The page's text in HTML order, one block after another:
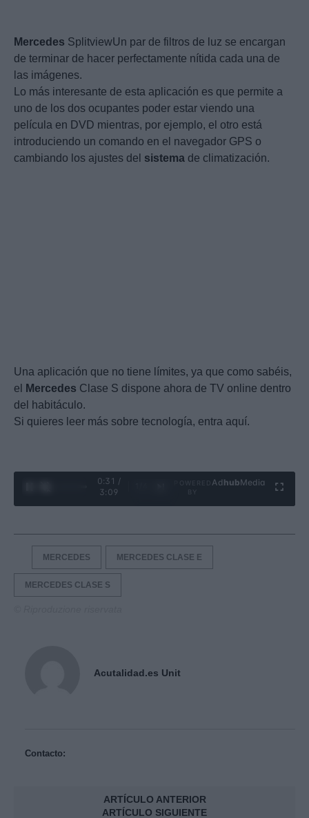
Mercedes SplitviewUn par de filtros de luz se encargan
de terminar de hacer perfectamente nítida cada una de
las imágenes.
Lo más interesante de esta aplicación es que permite a
uno de los dos ocupantes poder estar viendo una
película en DVD mientras, por ejemplo, el otro está
introduciendo un comando en el navegador GPS o
cambiando los ajustes del sistema de climatización.
Una aplicación que no tiene límites, ya que como sabéis,
el
Mercedes Clase S dispone ahora de TV online dentro
del habitáculo.
Si quieres leer más sobre tecnología, entra aquí.
0:32 /
3:09
Ad hubMedia
MERCEDES MERCEDES CLASE E
MERCEDES CLASE S
Acutalidad.es Unit
Contacto:
ARTÍCULO ANTERIOR
ARTÍCULO SIGUIENTE